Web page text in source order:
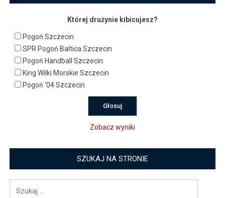
Której drużynie kibicujesz?
Pogoń Szczecin
SPR Pogoń Baltica Szczecin
Pogoń Handball Szczecin
King Wilki Morskie Szczecin
Pogoń '04 Szczecin
Zobacz wyniki
SZUKAJ NA STRONIE